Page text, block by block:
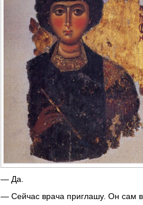
— Да.
— Сейчас врача приглашу. Он сам